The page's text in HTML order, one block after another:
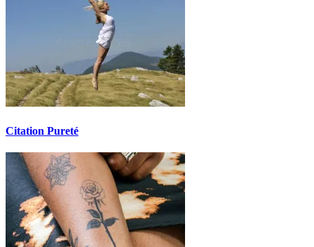
Citation Pureté